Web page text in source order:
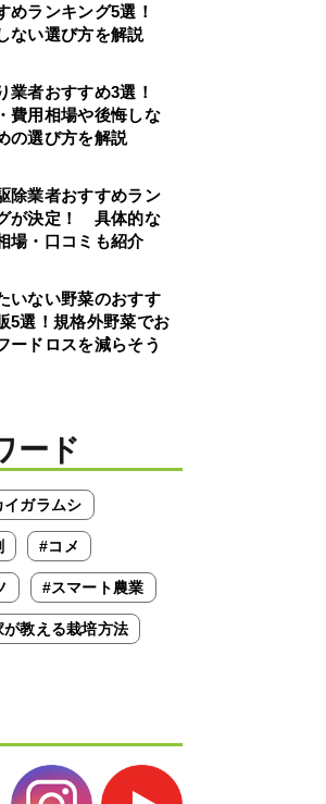
めランキング5選！
ない選び方を解説
業者おすすめ3選！
費用相場や後悔しな
の選び方を解説
除業者おすすめラン
が決定！ 具体的な
場・口コミも紹介
いない野菜のおすす
5選！規格外野菜でお
ードロスを減らそう
ード
イガラムシ
#コメ
#スマート農業
が教える栽培方法